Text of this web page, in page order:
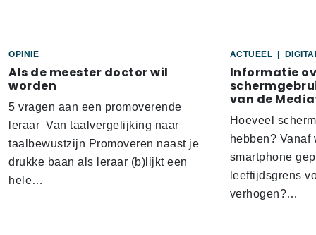
OPINIE
Als de meester doctor wil
worden
5 vragen aan een promoverende
leraar Van taalvergelijking naar
taalbewustzijn Promoveren naast je
drukke baan als leraar (b)lijkt een
hele…
ACTUEEL
Informatie
van de
Hoeveel
hebben?
smartphone
leeftijdsgrens
verhogen?…